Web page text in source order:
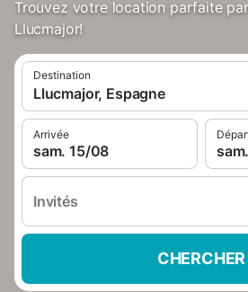
Trouvez votre location parfaite
Llucmajor!
Destination
Llucmajor, Espagne
Arrivée
sam. 15/08
Invités
CHERCHER